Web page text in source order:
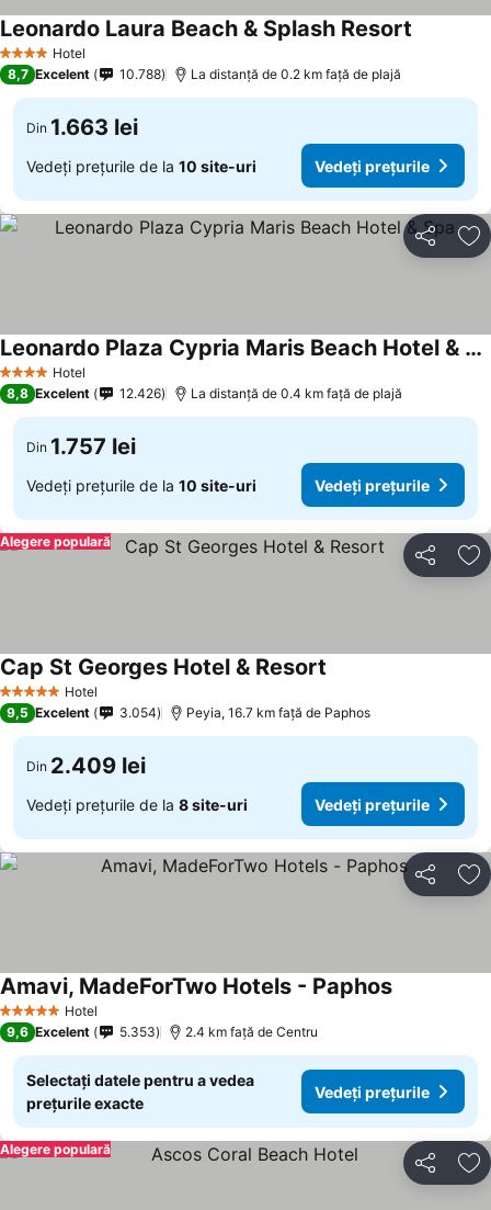
4 Stele Hotel
Leonardo Laura Beach & Splash Resort
8,7 Excelent 10.788 La distanță de 0.2 km față de plajă
Din 1.663 lei
Vedeți prețurile de la 10 site-uri Vedeți prețurile
Distribuiți
4 Stele Hotel
Leonardo Plaza Cypria Maris Beach Hotel & Spa
8,8 Excelent 12.426 La distanță de 0.4 km față de plajă
Din 1.757 lei
Vedeți prețurile de la 10 site-uri Vedeți prețurile
Distribuiți
Alegere populară
5 Stele Hotel
Cap St Georges Hotel & Resort
9,5 Excelent 3.054 Peyia, 16.7 km faţă de Paphos
Din 2.409 lei
Vedeți prețurile de la 8 site-uri Vedeți prețurile
Distribuiți
5 Stele Hotel
Amavi, MadeForTwo Hotels - Paphos
9,6 Excelent 5.353 2.4 km faţă de Centru
Selectați datele pentru a vedea
prețurile exacte
Vedeți prețurile
Distribuiți
Alegere populară